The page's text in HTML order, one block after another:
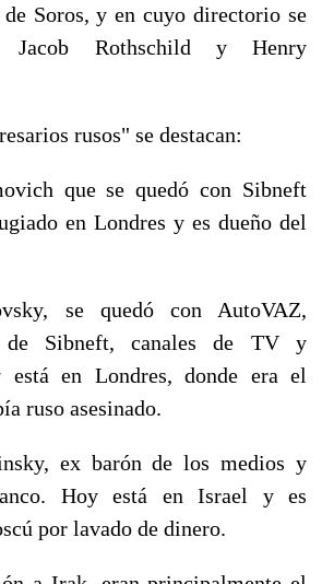
Soros, y en cuyo directorio se
Jacob Rothschild y Henry
rusos" se destacan:
que se quedó con Sibneft
en Londres y es dueño del
se quedó con AutoVAZ,
de Sibneft, canales de TV y
está en Londres, donde era el
ruso asesinado.
ex barón de los medios y
Hoy está en Israel y es
por lavado de dinero.